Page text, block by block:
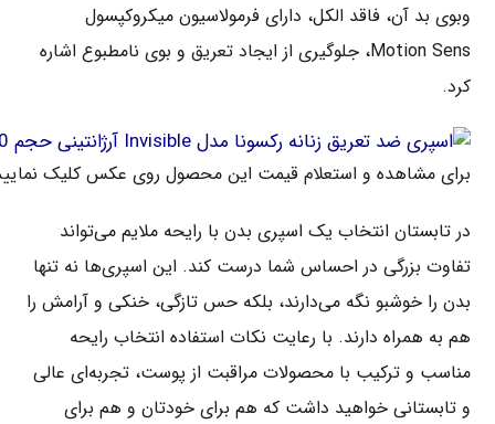
وبوی بد آن، فاقد الکل، دارای فرمولاسیون میکروکپسول
Motion Sens، جلوگیری از ایجاد تعریق و بوی نامطبوع اشاره
کرد.
برای مشاهده و استعلام قیمت این محصول روی عکس کلیک
در تابستان انتخاب یک اسپری بدن با رایحه ملایم می‌تواند
تفاوت بزرگی در احساس شما درست کند. این اسپری‌ها نه تنها
بدن را خوشبو نگه می‌دارند، بلکه حس تازگی، خنکی و آرامش را
هم به همراه دارند. با رعایت نکات استفاده انتخاب رایحه
مناسب و ترکیب با محصولات مراقبت از پوست، تجربه‌ای عالی
و تابستانی خواهید داشت که هم برای خودتان و هم برای